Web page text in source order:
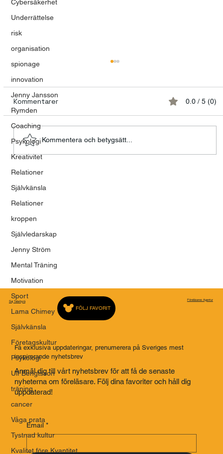
Cybersäkerhet
Underrättelse
risk
organisation
spionage
innovation
Jenny Jansson
Rymden
Coaching
Psykologi
Kreativitet
Relationer
Självkänsla
Relationer
kroppen
Självledarskap
Jenny Ström
Mental Träning
Motivation
Sport
Lama Chimey
Självkänsla
Företagskultur
Psykologi
Ulf Bengtsson
träning
cancer
Våga prata
Tystnad kultur
Kvalitet före Kvantitet
FÖRELÄSARNA - EN PLATTFORM FÖR
MENINGSFULLA BERÄTTELSER
Kommentarer 0.0 / 5 (0)
Kommentera och betygsätt...
Saj Talarbyrå Föreläsares Agentur
FÖLJ FAVORIT
Få exklusiva uppdateringar, prenumerera på Sveriges mest
inspirerande nyhetsbrev
Anmäl dig till vårt nyhetsbrev för att få de senaste
nyheterna om föreläsare. Följ dina favoriter och håll dig
uppdaterad!
Email *